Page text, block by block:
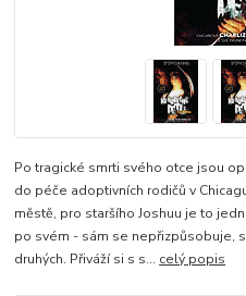
Po tragické smrti svého otce jsou
do péče adoptivních rodičů v
městě, pro staršího Joshuu je to
po svém - sám se nepřizpůsobuje,
druhých. Přiváží si s s... celý popis